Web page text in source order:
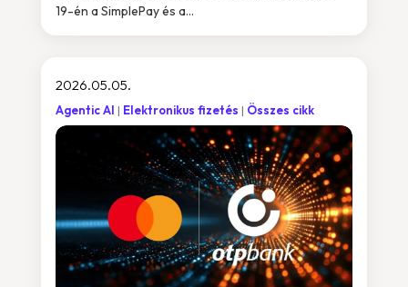
19-én a SimplePay és a...
2026.05.05.
Agentic AI Elektronikus fizetés Összes cikk